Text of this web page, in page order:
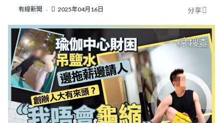
有線新聞 2025年04月16日 分享